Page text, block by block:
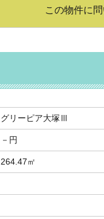
この物件に
グリーピア大塚Ⅲ
－円
264.47㎡